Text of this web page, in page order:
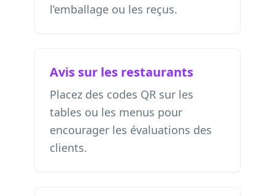
l’emballage ou les reçus.
Avis sur les restaurants
Placez des codes QR sur les
tables ou les menus pour
encourager les évaluations des
clients.